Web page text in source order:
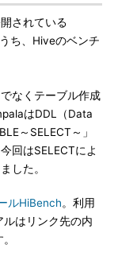
されている
ち、Hiveのベンチ
なくテーブル作成
はDDL（Data
～SELECT～」
回はSELECTによ
した。
ルHiBench。利用
はリンク先の内